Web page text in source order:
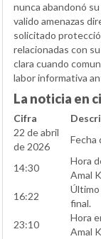
nunca abandonó
valido amenazas
solicitado
relacionadas con
clara cuando
labor informativa
La noticia en
Cifra
22 de abril
de 2026
Fecha
14:30
Hora
Amal
16:22
final.
23:10
Hora
Amal